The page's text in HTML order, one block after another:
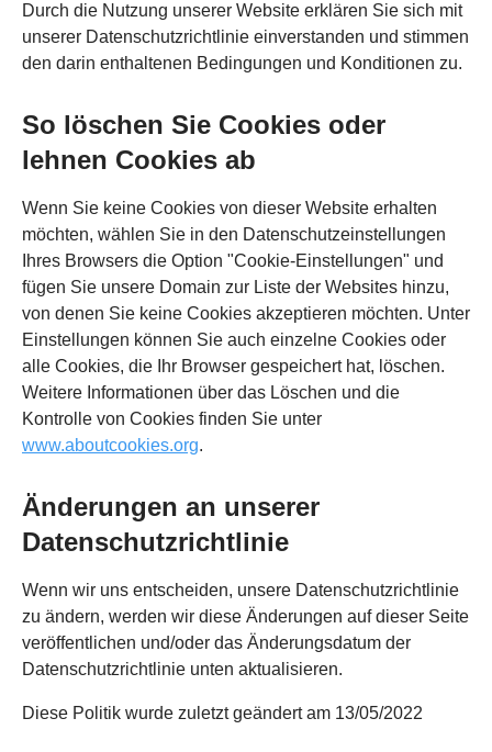
Durch die Nutzung unserer Website erklären Sie sich mit
unserer Datenschutzrichtlinie einverstanden und stimmen
den darin enthaltenen Bedingungen und Konditionen zu.
So löschen Sie Cookies oder
lehnen Cookies ab
Wenn Sie keine Cookies von dieser Website erhalten
möchten, wählen Sie in den Datenschutzeinstellungen
Ihres Browsers die Option "Cookie-Einstellungen" und
fügen Sie unsere Domain zur Liste der Websites hinzu,
von denen Sie keine Cookies akzeptieren möchten. Unter
Einstellungen können Sie auch einzelne Cookies oder
alle Cookies, die Ihr Browser gespeichert hat, löschen.
Weitere Informationen über das Löschen und die
Kontrolle von Cookies finden Sie unter
www.aboutcookies.org.
Änderungen an unserer
Datenschutzrichtlinie
Wenn wir uns entscheiden, unsere Datenschutzrichtlinie
zu ändern, werden wir diese Änderungen auf dieser Seite
veröffentlichen und/oder das Änderungsdatum der
Datenschutzrichtlinie unten aktualisieren.
Diese Politik wurde zuletzt geändert am 13/05/2022